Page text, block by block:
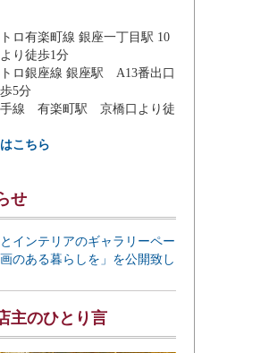
ロ有楽町線 銀座一丁目駅 10
り徒歩1分
ロ銀座線 銀座駅 A13番出口
5分
手線 有楽町駅 京橋口より徒
こちら
せ
インテリアのギャラリーペー
のある暮らしを」を公開致し
主のひとり言